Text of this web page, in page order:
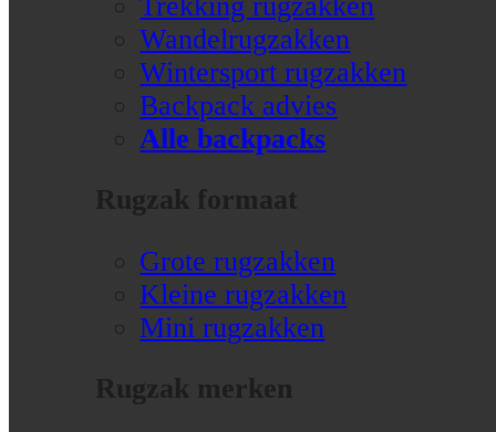
Wandelrugzakken
Wintersport rugzakken
Backpack advies
Alle backpacks
Rugzak formaat
Grote rugzakken
Kleine rugzakken
Mini rugzakken
Rugzak merken